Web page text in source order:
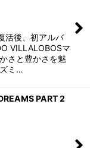
活後、初アルバ
VILLALOBOSマ
さと豊かさを魅
ミ…
PART 2